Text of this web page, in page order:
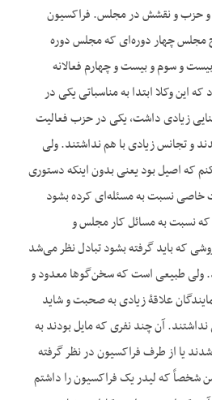
و حزب و نقشش در مجلس. فراکسیون
مجلس چهار دوره‌ای که مجلس دوره
و سوم و بیست و چهارم فعالانه
این وکلا ابتدا به مناسباتی یکی در
زیادی داشت، یکی در حزب فعالیت
و تجانس زیادی با هم نداشتند. ولی
که اصیل بود یعنی بدون اینکه دستوری
خاصی نسبت به مسئله‌ای کرده بشود
نسبت به مسائل کار مجلس و
که باید گرفته بشود تبادل نظر می‌شد
ولی طبیعی است که سخن‌گو‌ها معدود و
علاقۀ زیادی به صحبت و شاید
آن چند نفری که مایل بودند به
یا از طرف فراکسیون در نظر گرفته
که لیدر یک فراکسیون را داشتم